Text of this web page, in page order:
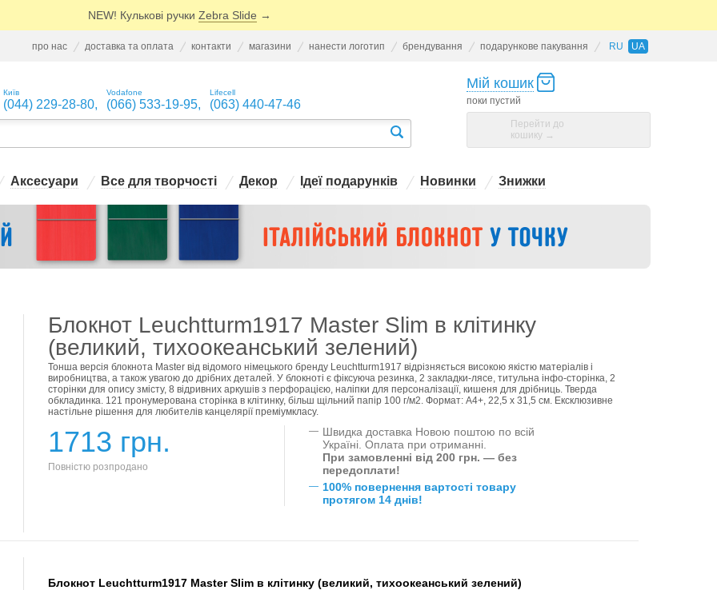
NEW! Кулькові ручки Zebra Slide →
про нас доставка та оплата контакти магазини нанести логотип брендування подарункове пакування RU UA
Київ
(044) 229-28-80,
Vodafone
(066) 533-19-95,
Lifecell
(063) 440-47-46
Мій кошик
поки пустий
Перейти до
кошику →
Аксесуари Все для творчості Декор Ідеї подарунків Новинки Знижки
Блокнот Leuchtturm1917 Master Slim в клітинку
(великий, тихоокеанський зелений)
Тонша версія блокнота Master від відомого німецького бренду Leuchtturm1917 відрізняється високою якістю матеріалів і
виробництва, а також увагою до дрібних деталей. У блокноті є фіксуюча резинка, 2 закладки-лясе, титульна інфо-сторінка, 2
сторінки для опису змісту, 8 відривних аркушів з перфорацією, наліпки для персоналізації, кишеня для дрібниць. Тверда
обкладинка. 121 пронумерована сторінка в клітинку, більш щільний папір 100 г/м2. Формат: A4+, 22,5 х 31,5 см. Ексклюзивне
настільне рішення для любителів канцелярії преміумкласу.
1713 грн.
Повністю розпродано
— Швидка доставка Новою поштою по всій
Україні. Оплата при отриманні.
При замовленні від 200 грн. — без
передоплати!
— 100% повернення вартості товару
протягом 14 днів!
Блокнот Leuchtturm1917 Master Slim в клітинку (великий, тихоокеанський зелений)